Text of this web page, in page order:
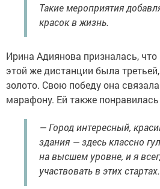
Такие мероприятия
красок в жизнь.
Ирина Адиянова призналась,
этой же дистанции была
золото. Свою победу она
марафону. Ей также
— Город интересный,
здания — здесь классно
на высшем уровне, и я
участвовать в этих стартах.